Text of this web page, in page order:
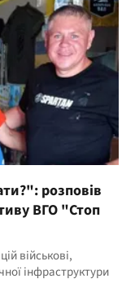
розповів
ВГО "Стоп
військові,
інфраструктури